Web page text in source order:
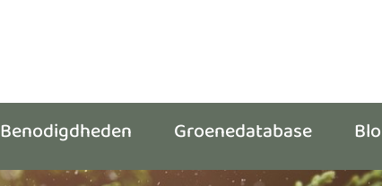
Benodigdheden Groenedatabase